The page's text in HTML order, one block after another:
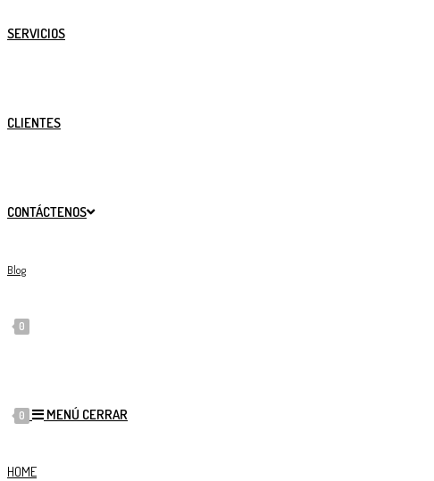
SERVICIOS
CLIENTES
CONTÁCTENOS
Blog
0
0 MENÚ CERRAR
HOME